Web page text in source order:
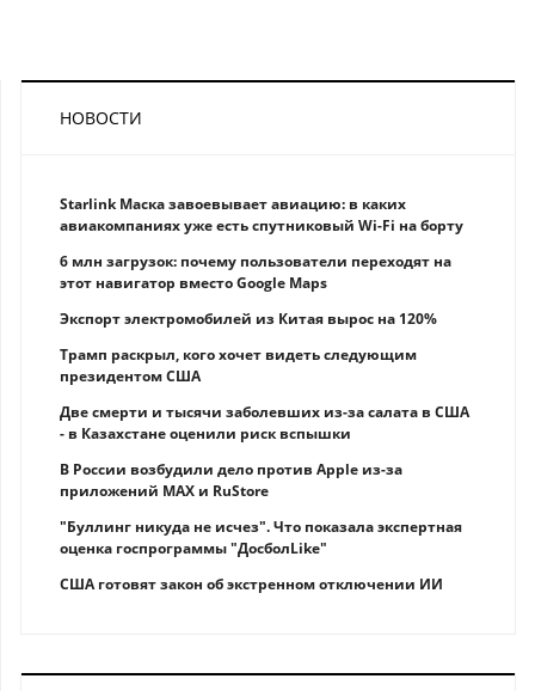
НОВОСТИ
Starlink Маска завоевывает авиацию: в каких
авиакомпаниях уже есть спутниковый Wi-Fi на борту
6 млн загрузок: почему пользователи переходят на
этот навигатор вместо Google Maps
Экспорт электромобилей из Китая вырос на 120%
Трамп раскрыл, кого хочет видеть следующим
президентом США
Две смерти и тысячи заболевших из-за салата в США
- в Казахстане оценили риск вспышки
В России возбудили дело против Apple из-за
приложений MAX и RuStore
"Буллинг никуда не исчез". Что показала экспертная
оценка госпрограммы "ДосболLike"
США готовят закон об экстренном отключении ИИ